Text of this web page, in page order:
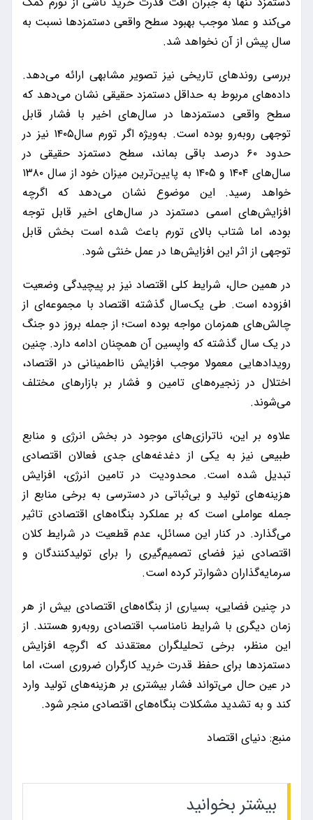
می‌کند و عملا موجب بهبود سطح واقعی دستمزدها نسبت به
سال پیش از آن نخواهد شد.
بررسی روندهای تاریخی نیز تصویر مشابهی ارائه می‌دهد.
داده‌های مربوط به حداقل دستمزد حقیقی نشان می‌دهد که
سطح واقعی دستمزدها در سال‌های اخیر با فشار قابل
توجهی روبه‌رو بوده است. به‌ویژه اگر تورم سال۱۴۰۵ نیز در
حدود ۶۰ درصد باقی بماند، سطح دستمزد حقیقی در
سال‌های ۱۴۰۴ و ۱۴۰۵ به پایین‌ترین میزان خود از سال ۱۳۸۰
خواهد رسید. این موضوع نشان می‌دهد که اگرچه
افزایش‌های اسمی دستمزد در سال‌های اخیر قابل توجه
بوده، اما شتاب بالای تورم باعث شده است بخش قابل
توجهی از اثر این افزایش‌ها در عمل خنثی شود.
در همین حال، شرایط کلی اقتصاد نیز بر پیچیدگی وضعیت
افزوده است. طی یک‌سال گذشته اقتصاد با مجموعه‌ای از
چالش‌های همزمان مواجه بوده است؛ از جمله بروز دو جنگ
در یک سال گذشته که واپسین آن همچنان ادامه دارد. چنین
رویدادهایی معمولا موجب افزایش نااطمینانی در اقتصاد،
اختلال در زنجیره‌های تامین و فشار بر بازارهای مختلف
می‌شوند.
علاوه بر این، ناترازی‌های موجود در بخش انرژی و منابع
طبیعی نیز به یکی از دغدغه‌های جدی فعالان اقتصادی
تبدیل شده است. محدودیت در تامین انرژی، افزایش
هزینه‌های تولید و بی‌ثباتی در دسترسی به برخی منابع از
جمله عواملی است که بر عملکرد بنگاه‌های اقتصادی تاثیر
می‌گذارد. در کنار این مسائل، عدم قطعیت در شرایط کلان
اقتصادی نیز فضای تصمیم‌گیری را برای تولیدکنندگان و
سرمایه‌گذاران دشوارتر کرده است.
در چنین فضایی، بسیاری از بنگاه‌های اقتصادی بیش از هر
زمان دیگری با شرایط نامناسب اقتصادی روبه‌رو هستند. از
این منظر، برخی تحلیلگران معتقدند که اگرچه افزایش
دستمزدها برای حفظ قدرت خرید کارگران ضروری است، اما
در عین حال می‌تواند فشار بیشتری بر هزینه‌های تولید وارد
کند و به تشدید مشکلات بنگاه‌های اقتصادی منجر شود.
منبع: دنیای اقتصاد
بیشتر بخوانید